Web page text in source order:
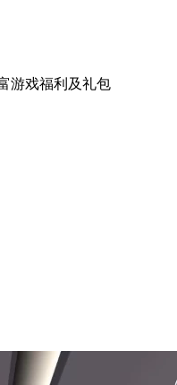
游戏福利 及礼包